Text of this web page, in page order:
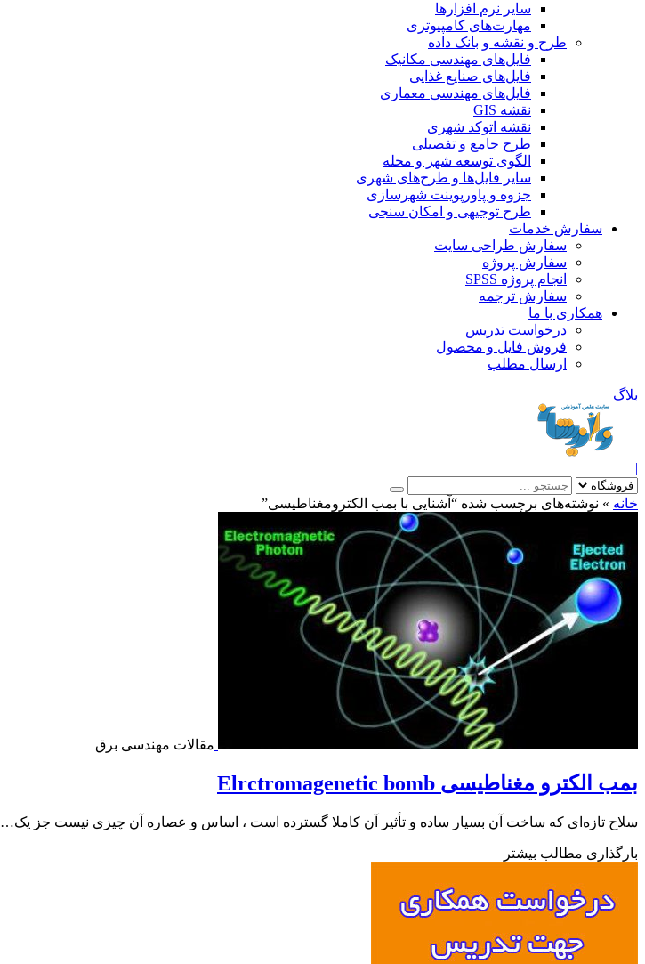
سایر نرم افزارها
مهارت‌های کامپیوتری
طرح و نقشه و بانک داده
فایل‌های مهندسی مکانیک
فایل‌های صنایع غذایی
فایل‌های مهندسی معماری
نقشه GIS
نقشه اتوکد شهری
طرح جامع و تفصیلی
الگوی توسعه شهر و محله
سایر فایل‌ها و طرح‌های شهری
جزوه و پاورپوینت شهرسازی
طرح توجیهی و امکان سنجی
سفارش خدمات
سفارش طراحی سایت
سفارش پروژه
انجام پروژه SPSS
سفارش ترجمه
همکاری با ما
درخواست تدریس
فروش فایل و محصول
ارسال مطلب
بلاگ
|
خانه » نوشته‌های برچسب شده “آشنایی با بمب الکترومغناطیسی”
مقالات مهندسی برق
بمب الکترو مغناطیسی Elrctromagenetic bomb
سلاح تازه‌ای که ساخت آن بسیار ساده و تأثیر آن کاملا گسترده است ، اساس و عصاره آن چیزی نیست جز یک…
بارگذاری مطالب بیشتر